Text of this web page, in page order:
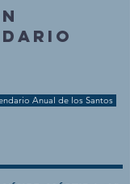
Anual de los Santos